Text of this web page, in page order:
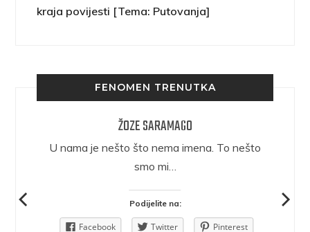
kraja povijesti [Tema: Putovanja]
FENOMEN TRENUTKA
ŽOZE SARAMAGO
U nama je nešto što nema imena. To nešto
smo mi…
Podijelite na:
Facebook Twitter
Pinterest